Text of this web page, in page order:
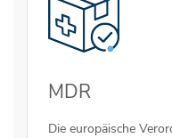
MDR
Die europäische